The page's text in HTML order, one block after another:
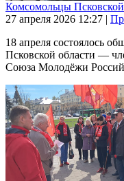
Комсомольцы
27 апреля 2026 12:27 |
18 апреля состоялось
Псковской области —
Союза Молодёжи